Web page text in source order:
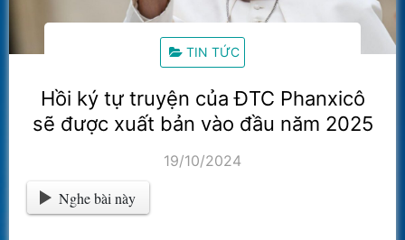
TIN TỨC
Hồi ký tự truyện của ĐTC Phanxicô
sẽ được xuất bản vào đầu năm 2025
19/10/2024
Nghe bài này